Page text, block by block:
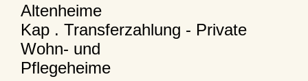
Altenheime
Kap . Transferzahlung - Private
Wohn- und
Pflegeheime